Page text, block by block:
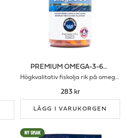
PREMIUM OMEGA-3-6-9
Högkvalitativ fiskolja rik på omega-3,6 & 9
283 kr
LÄGG I VARUKORGEN